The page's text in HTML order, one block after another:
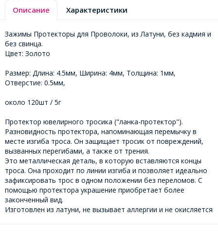
Описание Характеристики
Зажимы Протекторы для Проволоки, из Латуни, без кадмия и
без свинца.
Цвет: Золото
Размер: Длина: 4.5мм, Ширина: 4мм, Толщина: 1мм,
Отверстие: 0.5мм,
около 120шт / 5г
Протектор ювелирного тросика ("ланка-протектор").
Разновидность протектора, напоминающая перемычку в
месте изгиба троса. Он защищает тросик от повреждений,
вызванных перегибами, а также от трения.
Это металлическая деталь, в которую вставляются концы
троса. Она проходит по линии изгиба и позволяет идеально
зафиксировать трос в одном положении без переломов. С
помощью протектора украшение приобретает более
законченный вид.
Изготовлен из латуни, не вызывает аллергии и не окисляется